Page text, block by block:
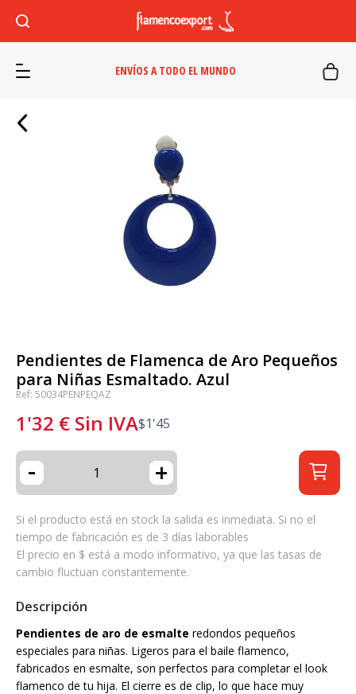
ENVÍOS A TODO EL MUNDO
Pendientes de Flamenca de Aro Pequeños
para Niñas Esmaltado. Azul
Ref: 50034PENPEQAZ
1'32 € Sin IVA$1'45
- +
Si el producto está en stock la salida es inmediata. Si no el
tiempo de fabricación es de 3 días laborables
El precio en $ está a modo informativo, ya que las tasas de
cambio fluctuan constantemente.
Descripción
Pendientes de aro de esmalte redondos pequeños
especiales para niñas. Ligeros para el baile flamenco,
fabricados en esmalte, son perfectos para completar el look
flamenco de tu hija. El cierre es de clip, lo que hace muy